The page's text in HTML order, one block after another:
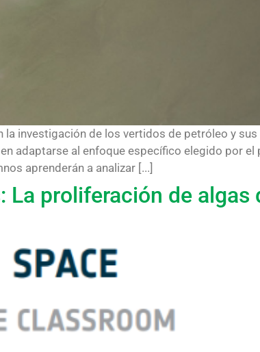
investigación de los vertidos de petróleo y
adaptarse al enfoque específico elegido por el
aprenderán a analizar [...]
proliferación de algas